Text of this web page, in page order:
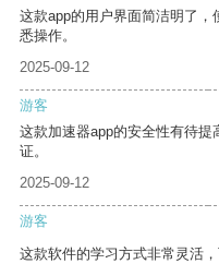
这款app的用户界面简洁明了
悉操作。
2025-09-12
游客
这款加速器app的安全性有待
证。
2025-09-12
游客
这款软件的学习方式非常灵活